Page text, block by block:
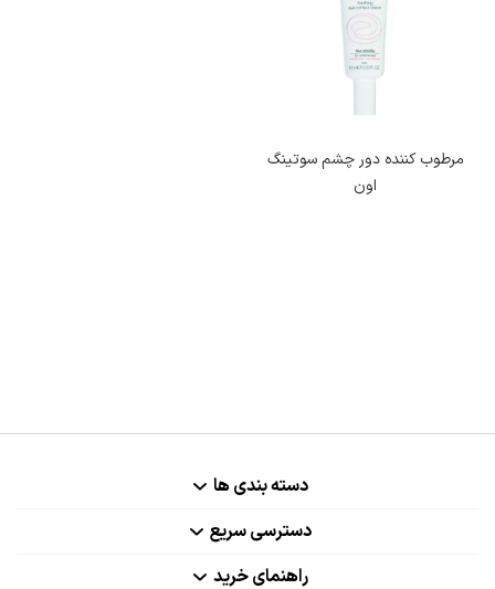
صورت محافظت کرده و به تقویت و آبرسانی آن ناحیه می‌پردازد. با استفاده
مداوم از این کرم های دورچشم، علاوه بر کاهش پف و تیرگی اطراف چشم،
مزایای استفاده از کرم دور چشم
از بین برنده پف و خستگی
افزایش شادابی و لطافت پوست چشم
آبرسانی و افزایش رطوبت
مرطوب کننده دور چشم سوتینگ
اون
دسته بندی ها
دسترسی سریع
راهنمای خرید